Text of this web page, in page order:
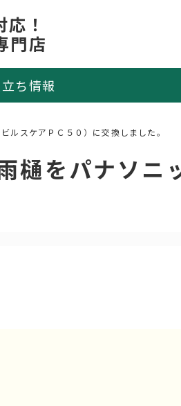
！
門店
ち情報
ルスケアＰＣ５０）に交換しました。
樋をパナソニ